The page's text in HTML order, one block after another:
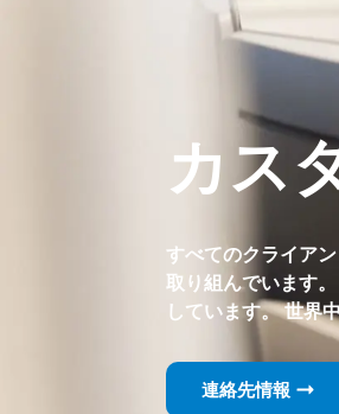
カス
すべてのクライア
取り組んでいます
しています。 世界
連絡先情報